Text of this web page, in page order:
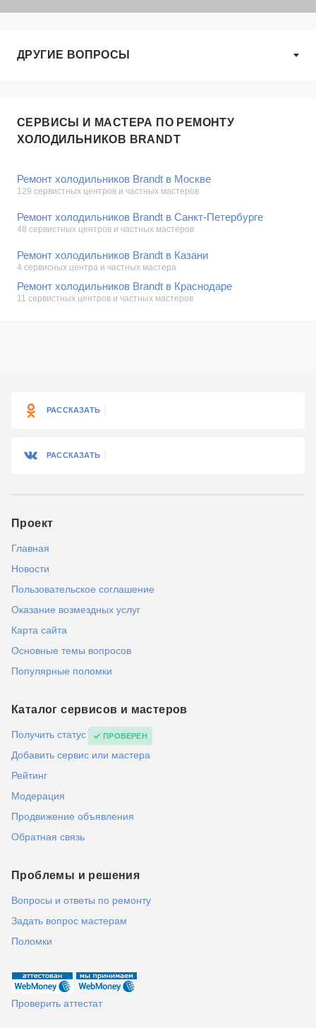
ДРУГИЕ ВОПРОСЫ
СЕРВИСЫ И МАСТЕРА ПО РЕМОНТУ
ХОЛОДИЛЬНИКОВ BRANDT
Ремонт холодильников Brandt в Москве
129 сервистных центров и частных мастеров
Ремонт холодильников Brandt в Санкт-Петербурге
48 сервистных центров и частных мастеров
Ремонт холодильников Brandt в Казани
4 сервисных центра и частных мастера
Ремонт холодильников Brandt в Краснодаре
11 сервистных центров и частных мастеров
РАССКАЗАТЬ
РАССКАЗАТЬ
Проект
Главная
Новости
Пользовательское соглашение
Оказание возмездных услуг
Карта сайта
Основные темы вопросов
Популярные поломки
Каталог сервисов и мастеров
Получить статус ПРОВЕРЕН
Добавить сервис или мастера
Рейтинг
Модерация
Продвижение объявления
Обратная связь
Проблемы и решения
Вопросы и ответы по ремонту
Задать вопрос мастерам
Поломки
Проверить аттестат